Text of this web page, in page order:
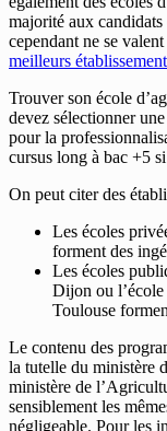
majorité aux
cependant ne se
meilleurs
Trouver son école
devez sélectionner
pour la
cursus long à bac +5
On peut citer des
Les écoles
forment des
Les écoles
Dijon ou
Toulouse
Le contenu des
la tutelle du ministère
ministère de
sensiblement les
négligeable. Pour les